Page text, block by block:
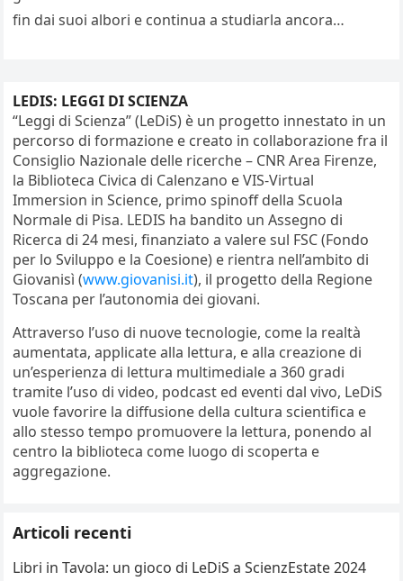
fin dai suoi albori e continua a studiarla ancora…
LEDIS: LEGGI DI SCIENZA
“Leggi di Scienza” (LeDiS) è un progetto innestato in un
percorso di formazione e creato in collaborazione fra il
Consiglio Nazionale delle ricerche – CNR Area Firenze,
la Biblioteca Civica di Calenzano e VIS-Virtual
Immersion in Science, primo spinoff della Scuola
Normale di Pisa. LEDIS ha bandito un Assegno di
Ricerca di 24 mesi, finanziato a valere sul FSC (Fondo
per lo Sviluppo e la Coesione) e rientra nell’ambito di
Giovanisì (www.giovanisi.it), il progetto della Regione
Toscana per l’autonomia dei giovani.
Attraverso l’uso di nuove tecnologie, come la realtà
aumentata, applicate alla lettura, e alla creazione di
un’esperienza di lettura multimediale a 360 gradi
tramite l’uso di video, podcast ed eventi dal vivo, LeDiS
vuole favorire la diffusione della cultura scientifica e
allo stesso tempo promuovere la lettura, ponendo al
centro la biblioteca come luogo di scoperta e
aggregazione.
Articoli recenti
Libri in Tavola: un gioco di LeDiS a ScienzEstate 2024